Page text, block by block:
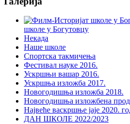
школе у Богутовцу
Некада
Наше школе
Спортска такмичења
Фестивал науке 2016.
Ускршњи вашар 2016.
Ускршња изложба 2017.
Новогодишња изложба 2018.
Новогодишња изложбена
Највеће васкршње јаје 2020.
ДАН ШКОЛЕ 2022/2023